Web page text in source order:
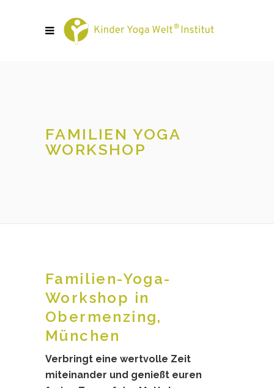
FAMILIEN YOGA
WORKSHOP
Familien-Yoga-
Workshop in
Obermenzing,
München
Verbringt eine wertvolle Zeit
miteinander und genießt euren